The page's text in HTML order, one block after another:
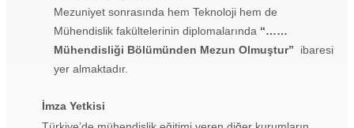
Mezuniyet sonrasında hem Teknoloji hem de
Mühendislik fakültelerinin diplomalarında “……
Mühendisliği Bölümünden Mezun Olmuştur” ibaresi
yer almaktadır.
İmza Yetkisi